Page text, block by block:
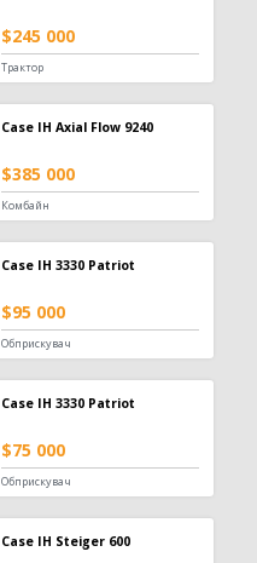
$245 000
Трактор
Case IH Axial Flow 9240
$385 000
Комбайн
Case IH 3330 Patriot
$95 000
Обприскувач
Case IH 3330 Patriot
$75 000
Обприскувач
Case IH Steiger 600